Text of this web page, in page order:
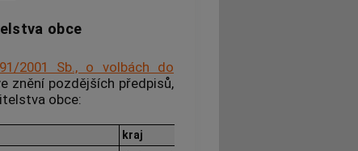
obce
2001 Sb., o volbách do
znění pozdějších předpisů,
obce:
kraj